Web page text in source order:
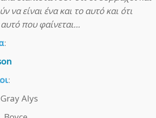
να είναι ένα και το αυτό και ότι
αυτό που φαίνεται…
:
:
Alys